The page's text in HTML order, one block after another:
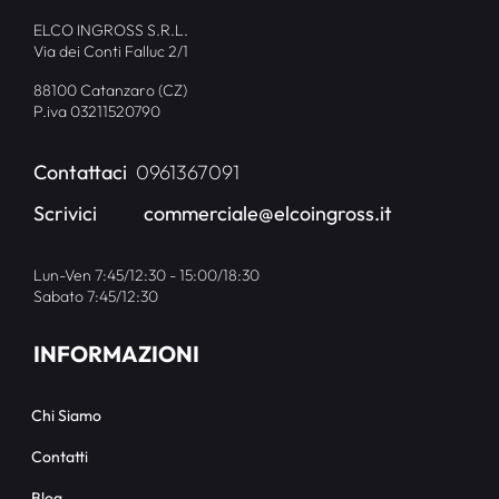
ELCO INGROSS S.R.L.
Via dei Conti Falluc 2/1
88100 Catanzaro (CZ)
P.iva 03211520790
Contattaci 0961367091
Scrivici
commerciale@elcoingross.it
Lun-Ven 7:45/12:30 - 15:00/18:30
Sabato 7:45/12:30
INFORMAZIONI
Chi Siamo
Contatti